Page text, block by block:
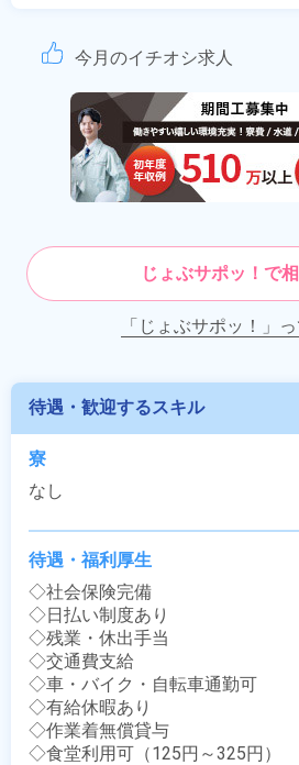
今月のイチオシ求人
じょぶサポッ！で
「じょぶサポッ！」
待遇・歓迎するスキル
寮
なし
待遇・福利厚生
◇社会保険完備
◇日払い制度あり
◇残業・休出手当
◇交通費支給
◇車・バイク・自転車通勤可
◇有給休暇あり
◇作業着無償貸与
◇食堂利用可（125円～325円）